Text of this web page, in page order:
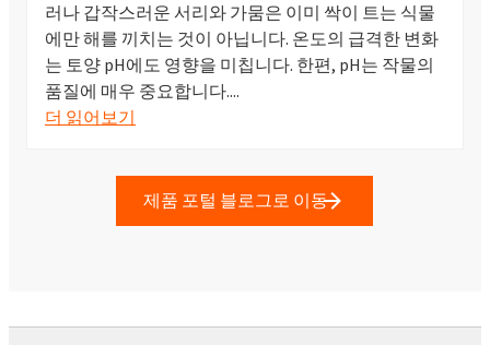
러나 갑작스러운 서리와 가뭄은 이미 싹이 트는 식물
에만 해를 끼치는 것이 아닙니다. 온도의 급격한 변화
는 토양 pH에도 영향을 미칩니다. 한편, pH는 작물의
품질에 매우 중요합니다....
더 읽어보기
제품 포털 블로그로 이동